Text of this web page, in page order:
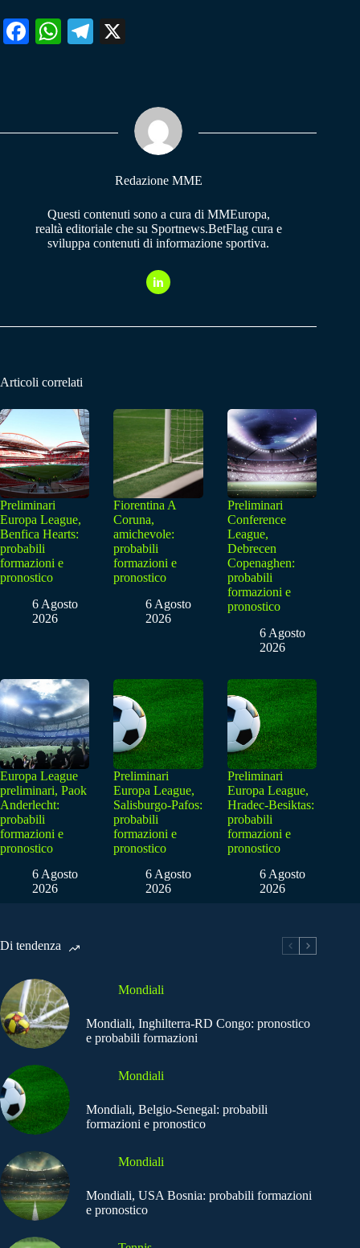
Fa W
pp
Te
m
Redazione MME
Questi contenuti sono a cura di MMEuropa,
realtà editoriale che su Sportnews.BetFlag cura e
sviluppa contenuti di informazione sportiva.
Articoli correlati
Preliminari
Europa League,
Benfica Hearts:
probabili
formazioni e
pronostico
6 Agosto
2026
Fiorentina A
Coruna,
amichevole:
probabili
formazioni e
pronostico
6 Agosto
2026
Preliminari
Conference
League,
Debrecen
Copenaghen:
probabili
formazioni e
pronostico
6 Agosto
2026
Europa League
preliminari, Paok
Anderlecht:
probabili
formazioni e
pronostico
6 Agosto
2026
Preliminari
Europa League,
Salisburgo-Pafos:
probabili
formazioni e
pronostico
6 Agosto
2026
Preliminari
Europa League,
Hradec-Besiktas:
probabili
formazioni e
pronostico
6 Agosto
2026
Di tendenza
Mondiali
Mondiali, Inghilterra-RD Congo: pronostico
e probabili formazioni
Mondiali
Mondiali, Belgio-Senegal: probabili
formazioni e pronostico
Mondiali
Mondiali, USA Bosnia: probabili formazioni
e pronostico